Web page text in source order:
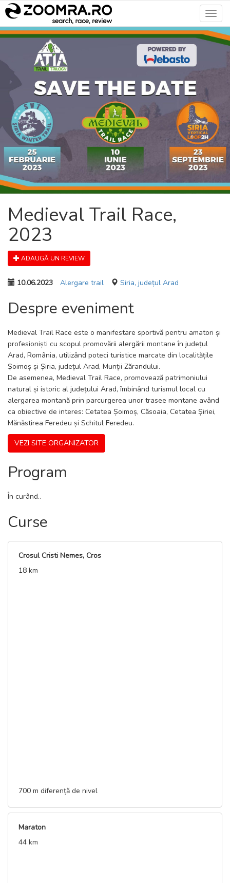
Medieval Trail Race,
2023
ADAUGĂ UN REVIEW
10.06.2023 Alergare trail Siria, județul Arad
Despre eveniment
Medieval Trail Race este o manifestare sportivă pentru amatori și
profesioniști cu scopul promovării alergării montane în județul
Arad, România, utilizând poteci turistice marcate din localitățile
Șoimoș și Șiria, județul Arad, Munții Zărandului.
De asemenea, Medieval Trail Race, promovează patrimoniului
natural și istoric al județului Arad, îmbinând turismul local cu
alergarea montană prin parcurgerea unor trasee montane având
ca obiective de interes: Cetatea Șoimoș, Căsoaia, Cetatea Şiriei,
Mănăstirea Feredeu și Schitul Feredeu.
VEZI SITE ORGANIZATOR
Program
În curând..
Curse
Crosul Cristi Nemes, Cros
18 km
700 m diferență de nivel
Maraton
44 km